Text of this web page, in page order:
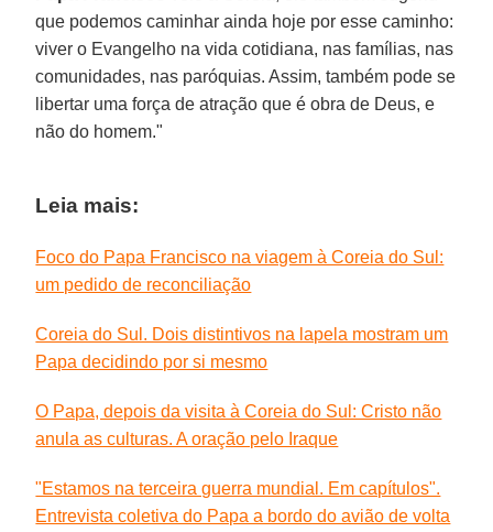
que podemos caminhar ainda hoje por esse caminho:
viver o Evangelho na vida cotidiana, nas famílias, nas
comunidades, nas paróquias. Assim, também pode se
libertar uma força de atração que é obra de Deus, e
não do homem."
Leia mais:
Foco do Papa Francisco na viagem à Coreia do Sul:
um pedido de reconciliação
Coreia do Sul. Dois distintivos na lapela mostram um
Papa decidindo por si mesmo
O Papa, depois da visita à Coreia do Sul: Cristo não
anula as culturas. A oração pelo Iraque
"Estamos na terceira guerra mundial. Em capítulos".
Entrevista coletiva do Papa a bordo do avião de volta